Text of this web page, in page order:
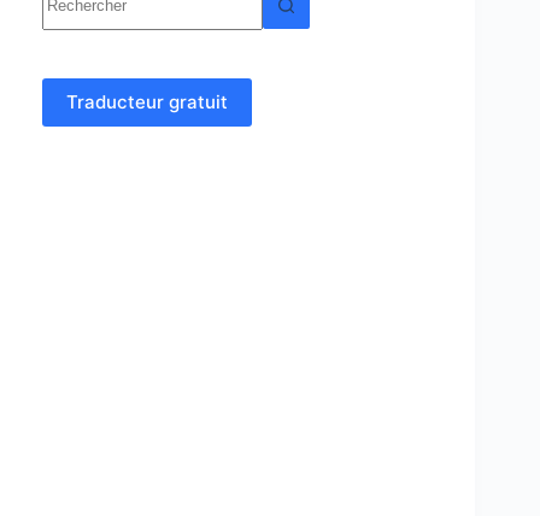
résultat
Traducteur gratuit